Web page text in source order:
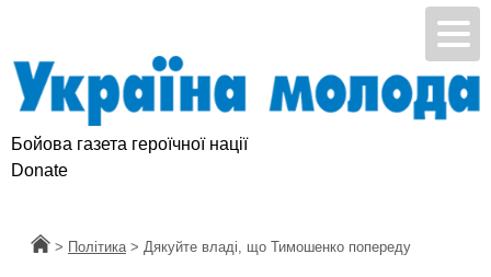
Бойова газета героїчної нації
Donate
Головна
> Політика > Дякуйте владі, що Тимошенко попереду